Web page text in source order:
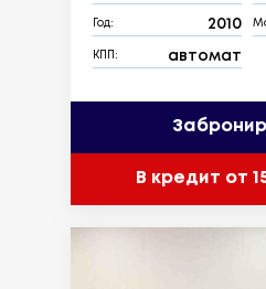
Год: 2010
КПП: автомат
В кредит от